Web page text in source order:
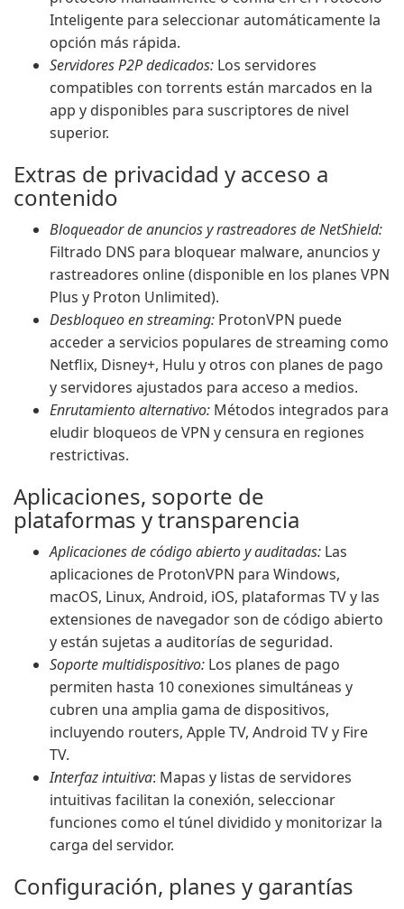
Inteligente para seleccionar automáticamente la
opción más rápida.
Servidores P2P dedicados: Los servidores
compatibles con torrents están marcados en la
app y disponibles para suscriptores de nivel
superior.
Extras de privacidad y acceso a
contenido
Bloqueador de anuncios y rastreadores de NetShield:
Filtrado DNS para bloquear malware, anuncios y
rastreadores online (disponible en los planes VPN
Plus y Proton Unlimited).
Desbloqueo en streaming: ProtonVPN puede
acceder a servicios populares de streaming como
Netflix, Disney+, Hulu y otros con planes de pago
y servidores ajustados para acceso a medios.
Enrutamiento alternativo: Métodos integrados para
eludir bloqueos de VPN y censura en regiones
restrictivas.
Aplicaciones, soporte de
plataformas y transparencia
Aplicaciones de código abierto y auditadas: Las
aplicaciones de ProtonVPN para Windows,
macOS, Linux, Android, iOS, plataformas TV y las
extensiones de navegador son de código abierto
y están sujetas a auditorías de seguridad.
Soporte multidispositivo: Los planes de pago
permiten hasta 10 conexiones simultáneas y
cubren una amplia gama de dispositivos,
incluyendo routers, Apple TV, Android TV y Fire
TV.
Interfaz intuitiva: Mapas y listas de servidores
intuitivas facilitan la conexión, seleccionar
funciones como el túnel dividido y monitorizar la
carga del servidor.
Configuración, planes y garantías